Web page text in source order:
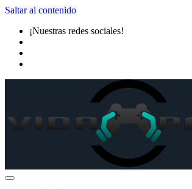
Saltar al contenido
¡Nuestras redes sociales!